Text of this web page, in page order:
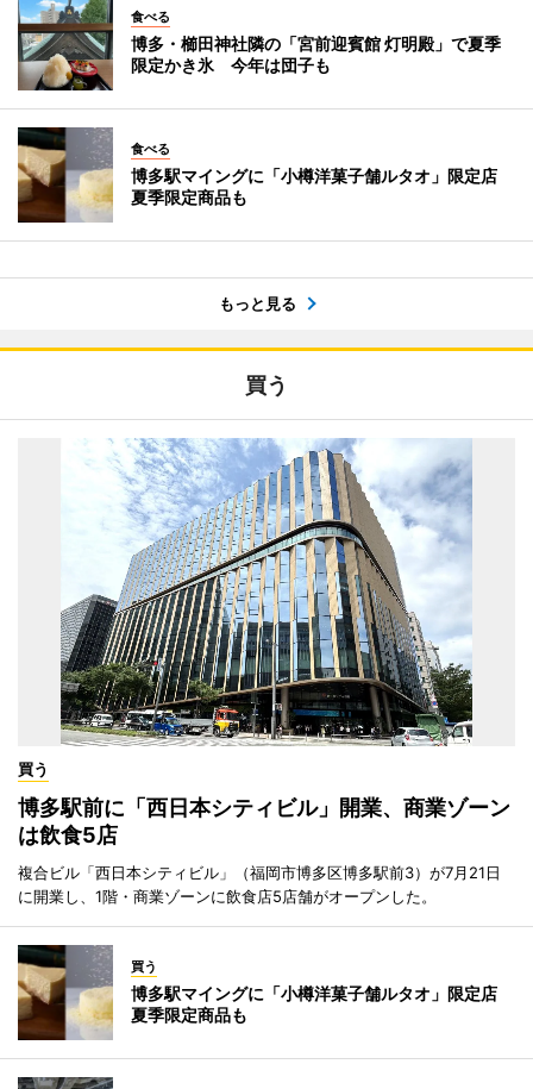
食べる
博多・櫛田神社隣の「宮前迎賓館 灯明殿」で夏季
限定かき氷 今年は団子も
食べる
博多駅マイングに「小樽洋菓子舗ルタオ」限定店
夏季限定商品も
もっと見る
買う
買う
博多駅前に「西日本シティビル」開業、商業ゾーン
は飲食5店
複合ビル「西日本シティビル」（福岡市博多区博多駅前3）が7月21日
に開業し、1階・商業ゾーンに飲食店5店舗がオープンした。
買う
博多駅マイングに「小樽洋菓子舗ルタオ」限定店
夏季限定商品も